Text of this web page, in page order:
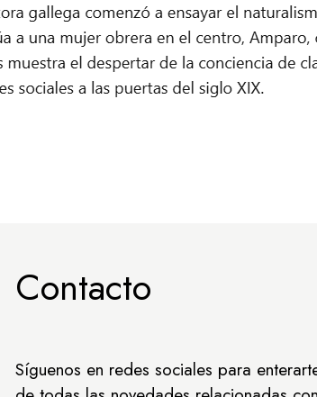
Contacto
Síguenos en redes sociales para